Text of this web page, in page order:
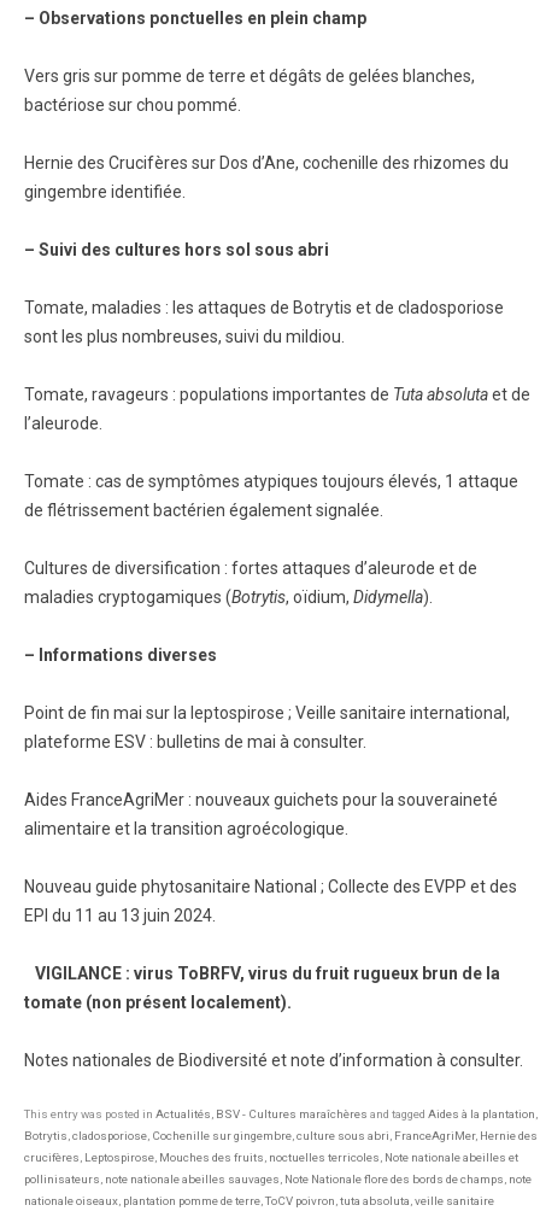
– Observations ponctuelles en plein champ
Vers gris sur pomme de terre et dégâts de gelées blanches,
bactériose sur chou pommé.
Hernie des Crucifères sur Dos d’Ane, cochenille des rhizomes du
gingembre identifiée.
– Suivi des cultures hors sol sous abri
Tomate, maladies : les attaques de Botrytis et de cladosporiose
sont les plus nombreuses, suivi du mildiou.
Tomate, ravageurs : populations importantes de Tuta absolutaet de
l’aleurode.
Tomate : cas de symptômes atypiques toujours élevés, 1 attaque
de flétrissement bactérien également signalée.
Cultures de diversification : fortes attaques d’aleurode et de
maladies cryptogamiques (Botrytis, oïdium, Didymella).
– Informations diverses
Point de fin mai sur la leptospirose ; Veille sanitaire international,
plateforme ESV : bulletins de mai à consulter.
Aides FranceAgriMer : nouveaux guichets pour la souveraineté
alimentaire et la transition agroécologique.
Nouveau guide phytosanitaire National ; Collecte des EVPP et des
EPI du 11 au 13 juin 2024.
VIGILANCE : virus ToBRFV, virus du fruit rugueux brun de la
tomate (non présent localement).
Notes nationales de Biodiversité et note d’information à consulter.
This entry was posted in Actualités BSV - Cultures maraîchères and tagged Aides à la plantation
Botrytis cladosporiose Cochenille sur gingembre culture sous abri FranceAgriMer, Hernie des
crucifères Leptospirose Mouches des fruits noctuelles terricoles Note nationale abeilles et
pollinisateurs note nationale abeilles sauvages Note Nationale flore des bords de champs note
nationale oiseaux plantation pomme de terre ToCV poivron tuta absoluta veille sanitaire